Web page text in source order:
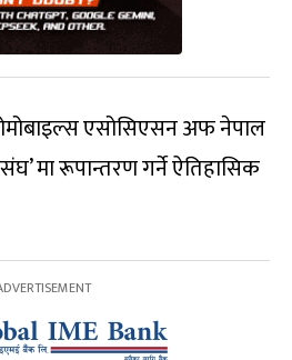
एसोसिएसन अफ नेपाल
मा रूपान्तरण गर्ने ऐतिहासिक